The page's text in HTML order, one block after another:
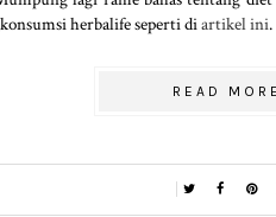
herbalife seperti diartikel ini.
READ